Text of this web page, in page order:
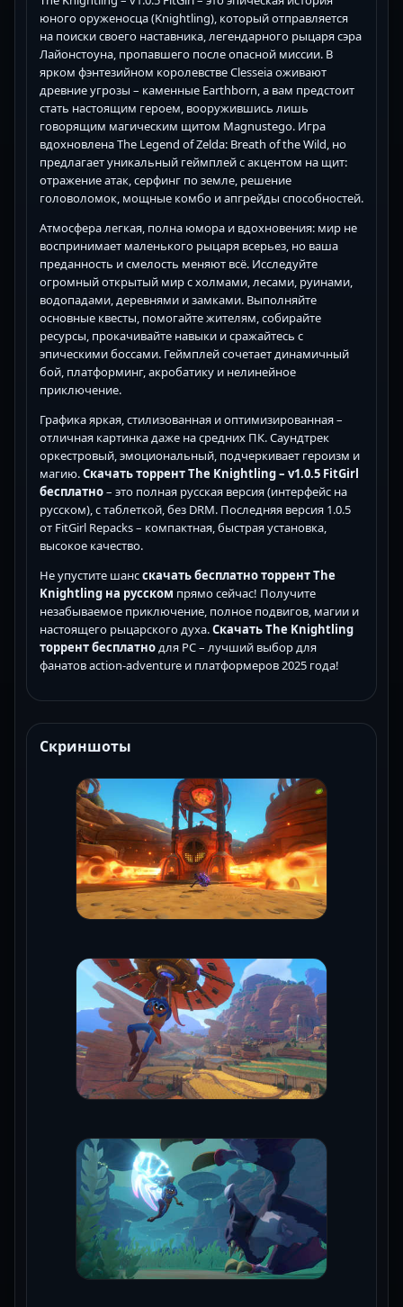
юного оруженосца (Knightling), который отправляется
на поиски своего наставника, легендарного рыцаря сэра
Лайонстоуна, пропавшего после опасной миссии. В
ярком фэнтезийном королевстве Clesseia оживают
древние угрозы – каменные Earthborn, а вам предстоит
стать настоящим героем, вооружившись лишь
говорящим магическим щитом Magnustego. Игра
вдохновлена The Legend of Zelda: Breath of the Wild, но
предлагает уникальный геймплей с акцентом на щит:
отражение атак, серфинг по земле, решение
головоломок, мощные комбо и апгрейды способностей.
Атмосфера легкая, полна юмора и вдохновения: мир не
воспринимает маленького рыцаря всерьез, но ваша
преданность и смелость меняют всё. Исследуйте
огромный открытый мир с холмами, лесами, руинами,
водопадами, деревнями и замками. Выполняйте
основные квесты, помогайте жителям, собирайте
ресурсы, прокачивайте навыки и сражайтесь с
эпическими боссами. Геймплей сочетает динамичный
бой, платформинг, акробатику и нелинейное
приключение.
Графика яркая, стилизованная и оптимизированная –
отличная картинка даже на средних ПК. Саундтрек
оркестровый, эмоциональный, подчеркивает героизм и
магию.Скачать торрент The Knightling – v1.0.5 FitGirl
бесплатно– это полная русская версия (интерфейс на
русском), с таблеткой, без DRM. Последняя версия 1.0.5
от FitGirl Repacks – компактная, быстрая установка,
высокое качество.
Не упустите шансскачать бесплатно торрент The
Knightling на русском прямо сейчас! Получите
незабываемое приключение, полное подвигов, магии и
настоящего рыцарского духа.Скачать The Knightling
торрент бесплатно для PC – лучший выбор для
фанатов action-adventure и платформеров 2025 года!
Скриншоты